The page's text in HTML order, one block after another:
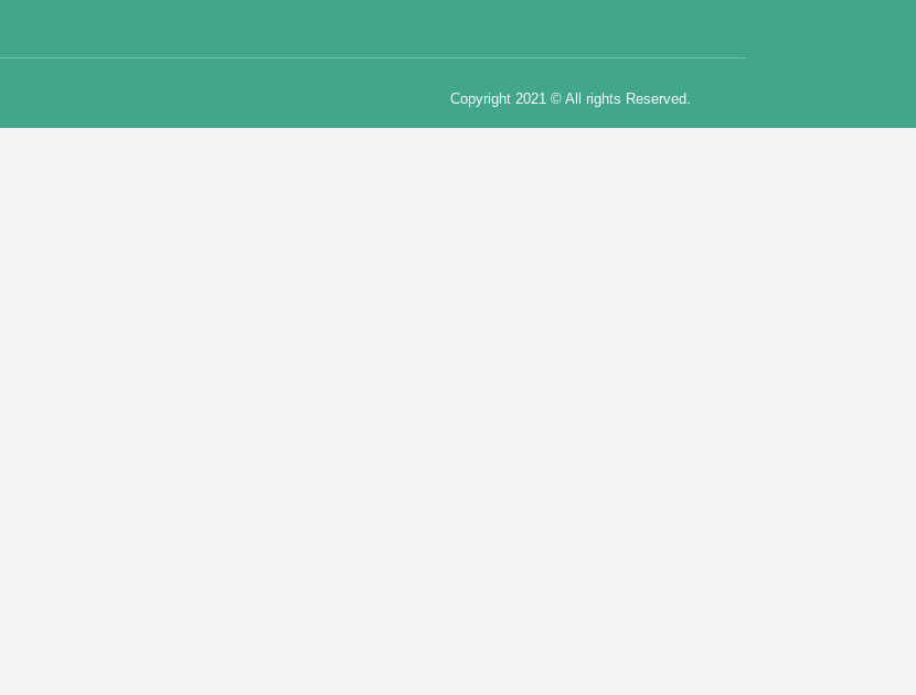
Copyright 2021 © All rights Reserved.